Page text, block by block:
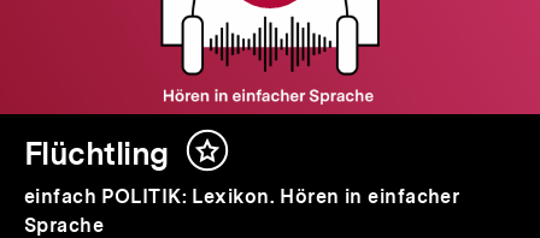
Flüchtling
Inhalt
merken
einfach POLITIK: Lexikon. Hören in einfacher
Sprache